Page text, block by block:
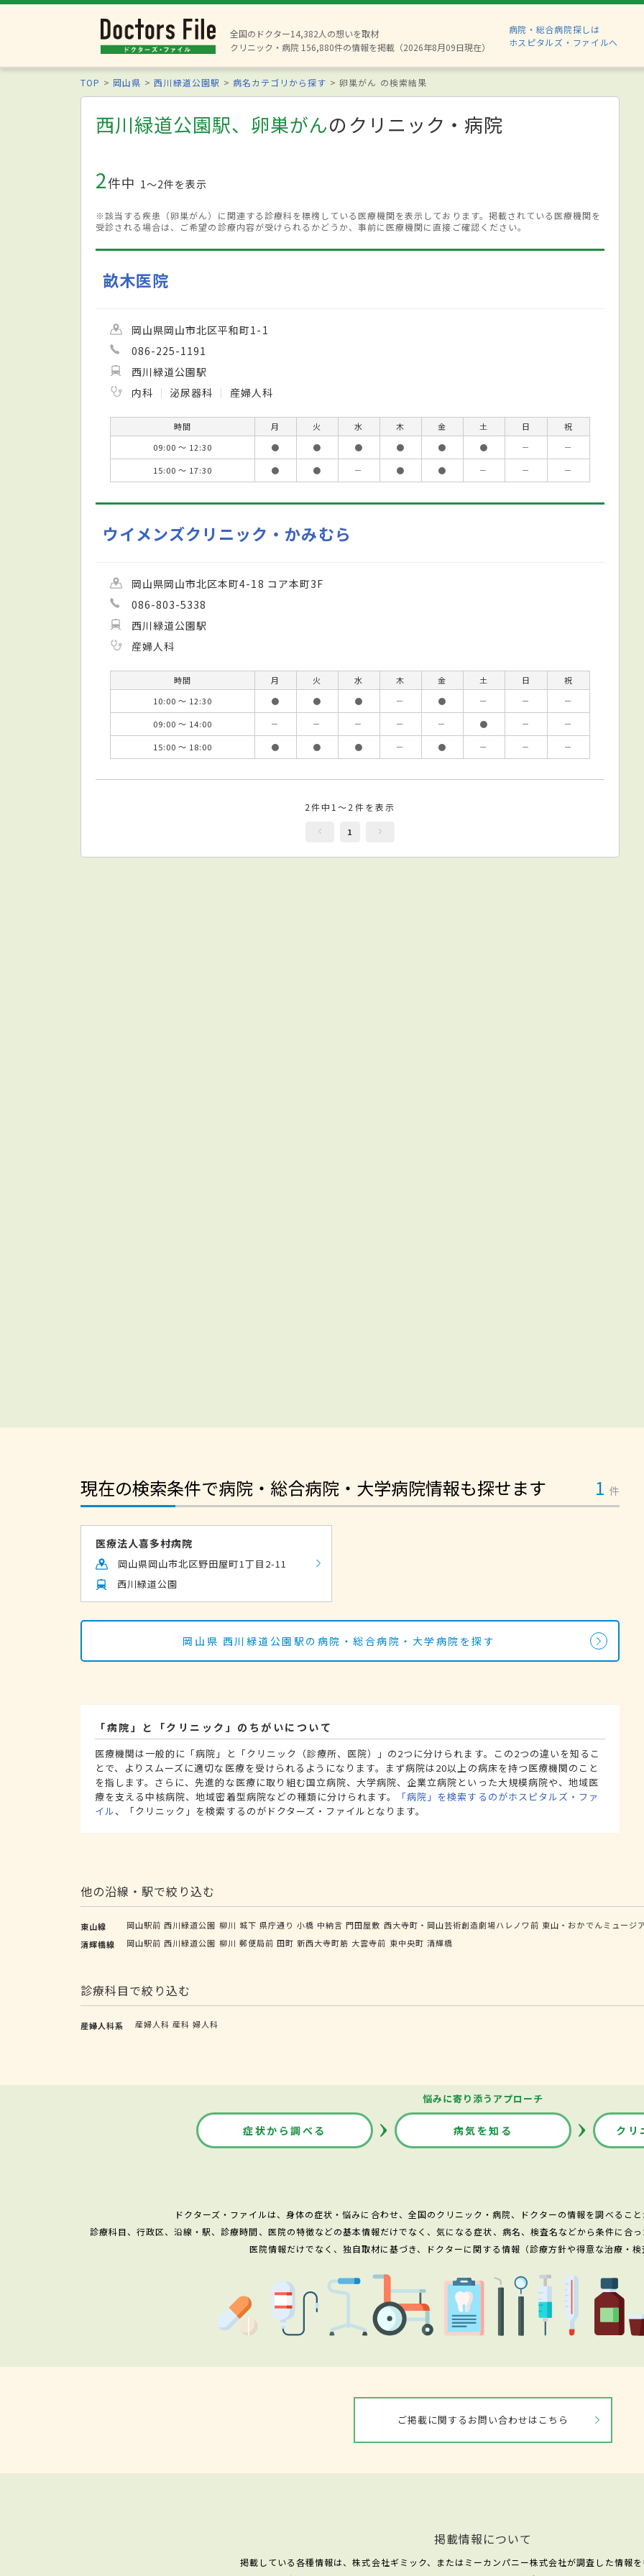
全国のドクター14,382人の想いを取材
クリニック・病院 156,880件の情報を掲載（2026年8月09日現在）
病院・総合病院探しは
ホスピタルズ・ファイルへ
TOP 岡山県 西川緑道公園駅 病名カテゴリから探す 卵巣がん の検索結果
西川緑道公園駅、卵巣がんのクリニック・病院
2件中 1〜2件を表示
※該当する疾患（卵巣がん）に関連する診療科を標榜している医療機関を表示しております。掲載されている医療機関を
受診される場合は、ご希望の診療内容が受けられるかどうか、事前に医療機関に直接ご確認ください。
畝木医院
岡山県岡山市北区平和町1-1
086-225-1191
西川緑道公園駅
内科
泌尿器科 産婦人科
時間 月 火 水 木 金 土 日
祝
09:00 ～ 12:30
● ● ● ● ● ● －
－
15:00 ～ 17:30
● ● － ● ● － － －
ウイメンズクリニック・かみむら
岡山県岡山市北区本町4-18 コア本町3F
086-803-5338
西川緑道公園駅
産婦人科
時間 月 火 水 木 金 土 日
祝
10:00 ～ 12:30
● ● ● － ● － －
－
09:00 ～ 14:00
－ － － － － ● －
－
15:00 ～ 18:00
● ● ● － ● － － －
2件中1～2件を表示
1
現在の検索条件で病院・総合病院・大学病院情報も探せます 1 件
医療法人喜多村病院
岡山県岡山市北区野田屋町1丁目2-11
西川緑道公園
岡山県 西川緑道公園駅の病院・総合病院・大学病院を探す
「病院」と「クリニック」のちがいについて
医療機関は一般的に「病院」と「クリニック（診療所、医院）」の2つに分けられます。この2つの違いを知るこ
とで、よりスムーズに適切な医療を受けられるようになります。まず病院は20以上の病床を持つ医療機関のこと
を指します。さらに、先進的な医療に取り組む国立病院、大学病院、企業立病院といった大規模病院や、地域医
療を支える中核病院、地域密着型病院などの種類に分けられます。
「病院」を検索するのがホスピタルズ・ファ
イル、「クリニック」を検索するのがドクターズ・ファイルとなります。
他の沿線・駅で絞り込む
東山線 岡山駅前 西川緑道公園 柳川 城下 県庁通り 小橋 中納言 門田屋敷 西大寺町・岡山芸術創造劇場ハレノワ前 東山・おかでんミュージ
清輝橋線
岡山駅前 西川緑道公園 柳川 郵便局前 田町 新西大寺町筋 大雲寺前 東中央町 清輝橋
診療科目で絞り込む
産婦人科系 産婦人科 産科 婦人科
悩みに寄り添うアプローチ
症状から調べる 病気を知る クリ
ドクターズ・ファイルは、身体の症状・悩みに合わせ、全国のクリニック・病院、ドクターの情報を調べるこ
診療科目、行政区、沿線・駅、診療時間、医院の特徴などの基本情報だけでなく、気になる症状、病名、検査名などから条件に合
医院情報だけでなく、独自取材に基づき、ドクターに関する情報（診療方針や得意な治療・
ご掲載に関するお問い合わせはこちら
掲載情報について
掲載している各種情報は、株式会社ギミック、またはミーカンパニー株式会社が調査した情報